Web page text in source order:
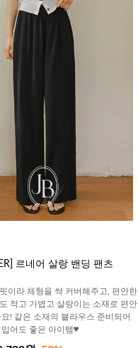
르네어 살랑 밴딩 팬츠
이라 체형을 싹 커버해주고, 편안한
적고 가볍고 살랑이는 소재로 편안
! 같은 소재의 블라우스 준비되어
어도 좋은 아이템♥